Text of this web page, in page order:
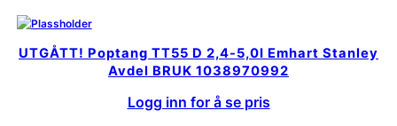
UTGÅTT! Poptang TT55 D 2,4-5,0I Emhart Stanley
Avdel BRUK 1038970992
Logg inn for å se pris